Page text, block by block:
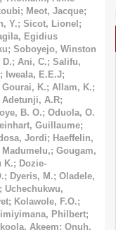
; Meot, Jacque;
Y.; Sicot, Lionel ;
Egidius
; Soboyejo, Winston
D.; Ani, C.; Salifu,
; Iweala, E.E.J;
Gourai, K.; Allam, K.;
Adetunji, A.R;
B. O.; Oduola, O.
Guillaume;
Jordi; Haeffelin,
; Gougam,
K.; Dozie-
; Dyeris, M.; Oladele,
Uchechukwu,
; Kolawole, F.O.;
Philbert;
Akeem; Onuh,